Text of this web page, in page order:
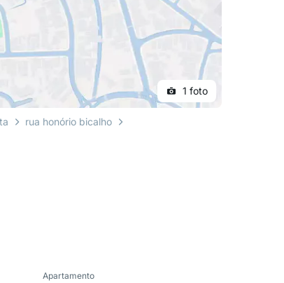
1 foto
rua honório bicalho
Apartamento